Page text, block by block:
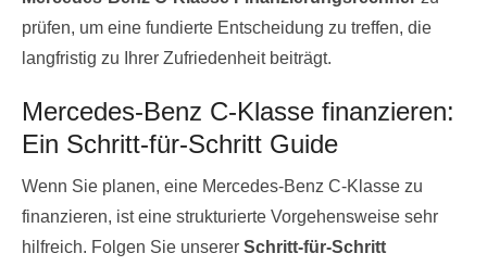
prüfen, um eine fundierte Entscheidung zu treffen, die
langfristig zu Ihrer Zufriedenheit beiträgt.
Mercedes-Benz C-Klasse finanzieren:
Ein Schritt-für-Schritt Guide
Wenn Sie planen, eine Mercedes-Benz C-Klasse zu
finanzieren, ist eine strukturierte Vorgehensweise sehr
hilfreich. Folgen Sie unserer Schritt-für-Schritt